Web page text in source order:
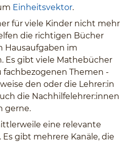
Einheitsvektor.
für viele Kinder nicht mehr
die richtigen Bücher
Hausaufgaben im
Es gibt viele Mathebücher
Themen -
den oder die Lehrer:in
die Nachhilfelehrer:innen
gerne.
eine relevante
gibt mehrere Kanäle, die